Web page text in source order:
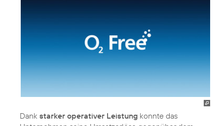
Dank starker operativer Leistung konnte das